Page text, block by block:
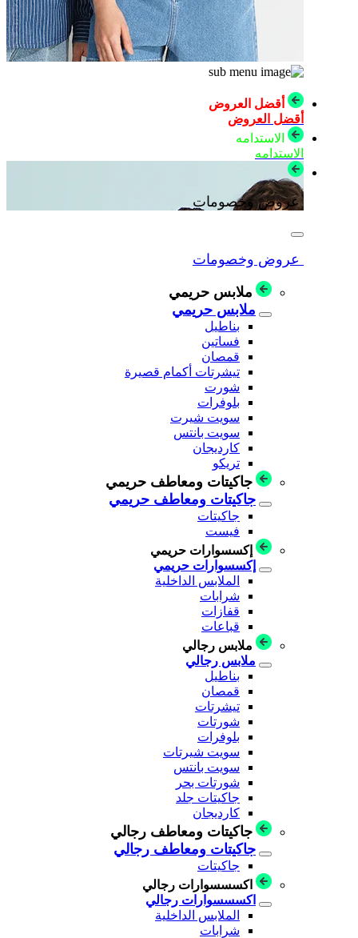
أقضل العروض
أقضل العروض
الاستدامه
الاستدامه
عروض وخصومات
عروض وخصومات
ملابس حريمي
ملابس حريمي
بناطيل
فساتين
قمصان
تيشرتات أكمام قصيرة
شورت
بلوفرات
سويت شيرت
سويت بانتس
كارديجان
تريكو
جاكيتات ومعاطف حريمي
جاكيتات ومعاطف حريمي
جاكيتات
فيست
إكسسوارات حريمي
إكسسوارات حريمي
الملابس الداخلية
شرابات
قفازات
قباعات
ملابس رجالي
ملابس رجالي
بناطيل
قمصان
تيشرتات
شورتات
بلوفرات
سويت شيرتات
سويت بانتس
شورتات بحر
جاكيتات جلد
كارديجان
جاكيتات ومعاطف رجالي
جاكيتات ومعاطف رجالي
جاكيتات
اكسسسوارات رجالي
اكسسسوارات رجالي
الملابس الداخلية
شرابات